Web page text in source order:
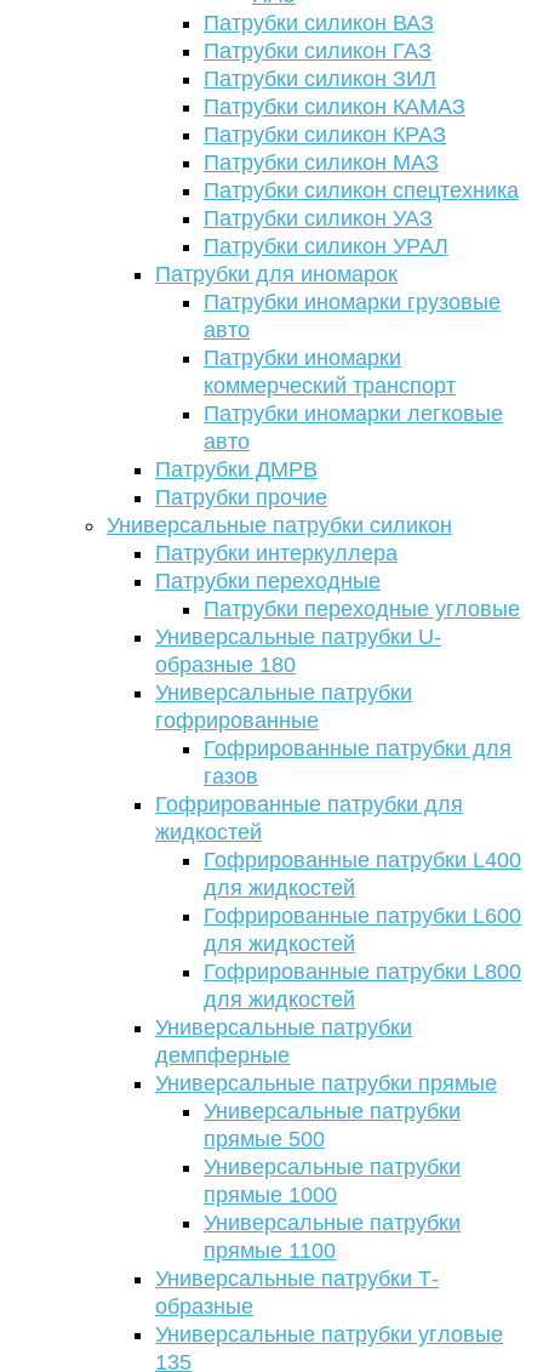
Патрубки силикон ВАЗ
Патрубки силикон ГАЗ
Патрубки силикон ЗИЛ
Патрубки силикон КАМАЗ
Патрубки силикон КРАЗ
Патрубки силикон МАЗ
Патрубки силикон спецтехника
Патрубки силикон УАЗ
Патрубки силикон УРАЛ
Патрубки для иномарок
Патрубки иномарки грузовые
авто
Патрубки иномарки
коммерческий транспорт
Патрубки иномарки легковые
авто
Патрубки ДМРВ
Патрубки прочие
Универсальные патрубки силикон
Патрубки интеркуллера
Патрубки переходные
Патрубки переходные угловые
Универсальные патрубки U-
образные 180
Универсальные патрубки
гофрированные
Гофрированные патрубки для
газов
Гофрированные патрубки для
жидкостей
Гофрированные патрубки L400
для жидкостей
Гофрированные патрубки L600
для жидкостей
Гофрированные патрубки L800
для жидкостей
Универсальные патрубки
демпферные
Универсальные патрубки прямые
Универсальные патрубки
прямые 500
Универсальные патрубки
прямые 1000
Универсальные патрубки
прямые 1100
Универсальные патрубки Т-
образные
Универсальные патрубки угловые
135